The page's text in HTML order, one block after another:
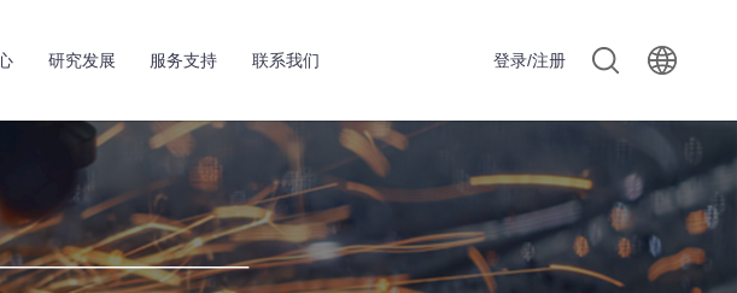
研究发展 服务支持 联系我们 登录/注册